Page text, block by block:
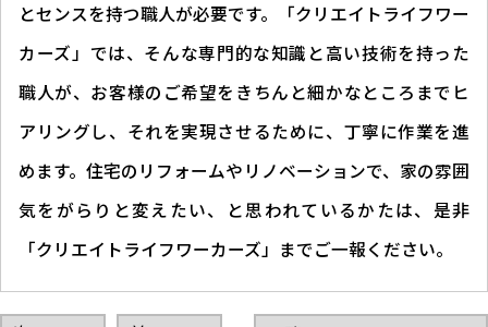
とセンスを持つ職人が必要です。「クリエイトライフワー
カーズ」では、そんな専門的な知識と高い技術を持った
職人が、お客様のご希望をきちんと細かなところまでヒ
アリングし、それを実現させるために、丁寧に作業を進
めます。住宅のリフォームやリノベーションで、家の雰囲
気をがらりと変えたい、と思われているかたは、是非
「クリエイトライフワーカーズ」までご一報ください。